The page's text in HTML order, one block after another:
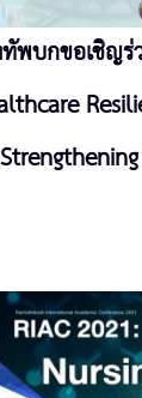
พบกขอเชิญร่